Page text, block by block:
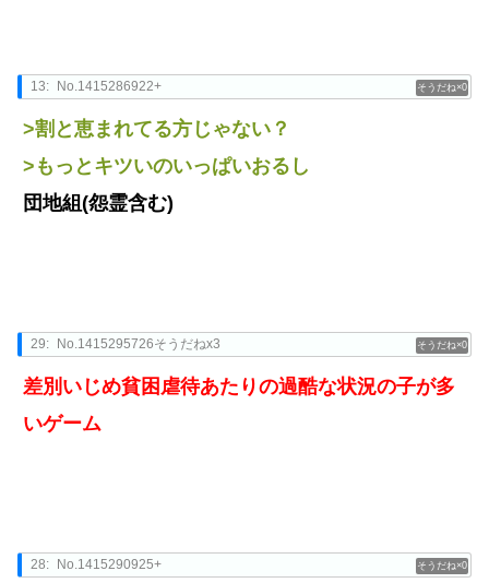
0
13: No.1415286922+
>割と恵まれてる方じゃない？
>もっとキツいのいっぱいおるし
団地組(怨霊含む)
0
29: No.1415295726そうだねx3
差別いじめ貧困虐待あたりの過酷な状況の子が多
いゲーム
0
28: No.1415290925+